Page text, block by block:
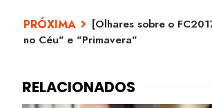
[Olhares sobre o
no Céu" e "Primavera"